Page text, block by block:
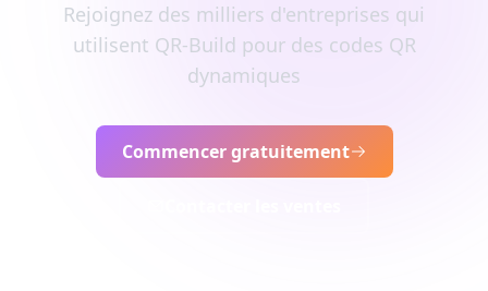
Rejoignez des milliers d'entreprises qui
utilisent QR-Build pour des codes QR
dynamiques
Commencer gratuitement